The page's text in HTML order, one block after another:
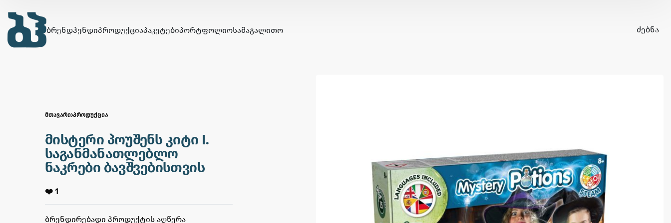
ᲑᲠᲔᲜᲓᲰᲔᲜᲓᲘᲞᲠᲝᲓᲣᲥᲪᲘᲐᲞᲐᲙᲔᲢᲔᲑᲘᲞᲝᲠᲢᲤᲝᲚᲘᲝᲡᲐᲛᲐᲒᲐᲚᲘᲗᲝ ᲫᲔᲑᲜᲐ
ᲛᲗᲐᲕᲐᲠᲘ›ᲞᲠᲝᲓᲣᲥᲪᲘᲐ
მისტერი პოუშენს კიტი I.
საგანმანათლებლო
ნაკრები ბავშვებისთვის
❤️ 1
ᲑᲠᲔᲜᲓᲘᲠᲔᲑᲐᲓᲘ ᲞᲠᲝᲓᲣᲥᲢᲘᲡ ᲐᲦᲬᲔᲠᲐ